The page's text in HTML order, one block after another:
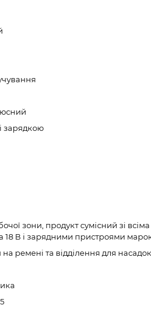
зарядкою
зони, продукт сумісний зі всіма
18 В і зарядними пристроями
на ремені та відділення для насадок